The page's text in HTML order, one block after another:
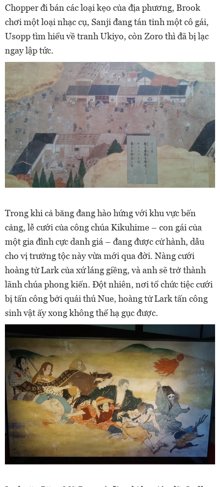
Chopper đi bán các loại kẹo của địa phương, Brook
chơi một loại nhạc cụ, Sanji đang tán tỉnh một cô gái,
Usopp tìm hiểu về tranh Ukiyo, còn Zoro thì đã bị lạc
ngay lập tức.
Trong khi cả băng đang hào hứng với khu vực bến
cảng, lễ cưới của công chúa Kikuhime – con gái của
một gia đình cực danh giá – đang được cử hành, dẫu
cho vị trưởng tộc này vừa mới qua đời. Nàng cưới
hoàng tử Lark của xứ láng giềng, và anh sẽ trở thành
lãnh chúa phong kiến. Đột nhiên, nơi tổ chức tiệc cưới
bị tấn công bởi quái thú Nue, hoàng tử Lark tấn công
sinh vật ấy xong không thể hạ gục được.